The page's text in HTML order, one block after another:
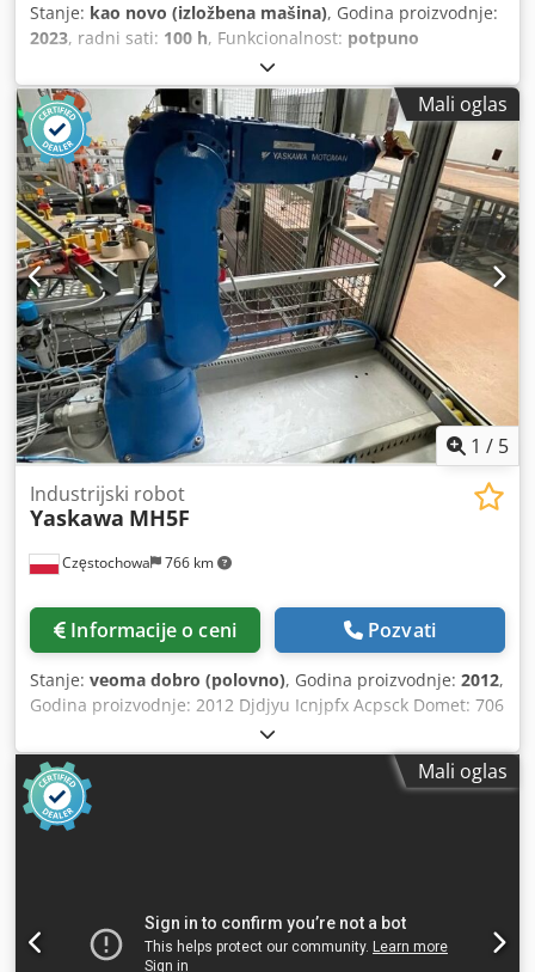
Stanje: kao novo (izložbena mašina), Godina proizvodnje:
2023, radni sati: 100 h, Funkcionalnost: potpuno
, ukupna težina:250 kg
dohvat ruke:1.730 mm, opseg zakretanja:340 °,
proizvođač kontrolera:Yaskawa, model kontrolera:
Yaskawa, širina upravljačkog ormara:500 mm, visina
upravljačkog ormara:600 mm , tačnost ponavljanja:0,02
mm, U savršenom stanju, od proizvođača mašina,
korišćeno samo jednom prilikom na sajmu u SAD-u.
Lokacija u SAD-u; prilikom prodaje, biće poslato u
Nemačku. Dcodpjzbag Eofx Acpek
Mali oglas
1 / 5
Częstochowa 766 km
Industrijski robot
Yaskawa MH5F
Informacije o ceni Pozvati
Stanje: veoma dobro (polovno), Godina proizvodnje: 2012,
Godina proizvodnje: 2012 Djdjyu Icnjpfx Acpsck Domet: 706
Mali oglas